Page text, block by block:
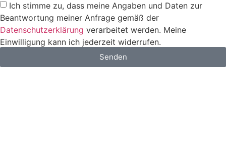
Ich stimme zu, dass meine Angaben und Daten zur
Beantwortung meiner Anfrage gemäß der
Datenschutzerklärung verarbeitet werden. Meine
Einwilligung kann ich jederzeit widerrufen.
Senden